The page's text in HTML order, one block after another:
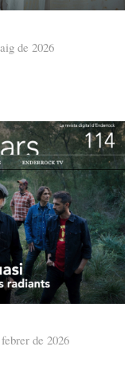
de 2026
de 2026